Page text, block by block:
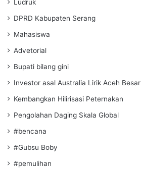
Ludruk
DPRD Kabupaten Serang
Mahasiswa
Advetorial
Bupati bilang gini
Investor asal Australia Lirik Aceh Besar
Kembangkan Hilirisasi Peternakan
Pengolahan Daging Skala Global
#bencana
#Gubsu Boby
#pemulihan